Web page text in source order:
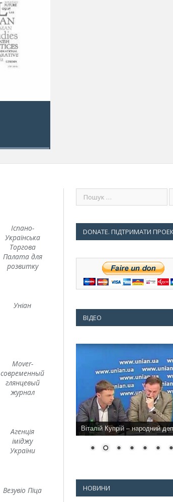
Іспано-
Українська
Торгова
Палата для
розвитку
Уніан
Mover-
современный
глянцевый
журнал
Агенція
іміджу
України
Везувіо Піца
DONATE. ПІДТРИМАТИ
ВІДЕО
Віталій Купрій – народний
НОВИНИ